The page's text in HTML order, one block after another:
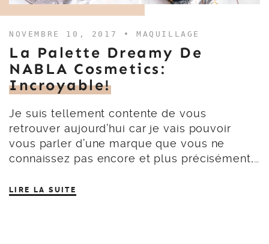
NOVEMBRE 10, 2017 •MAQUILLAGE
La Palette Dreamy De
NABLA Cosmetics:
Incroyable!
Je suis tellement contente de vous
retrouver aujourd’hui car je vais pouvoir
vous parler d’une marque que vous ne
connaissez pas encore et plus précisément,…
LIRE LA SUITE